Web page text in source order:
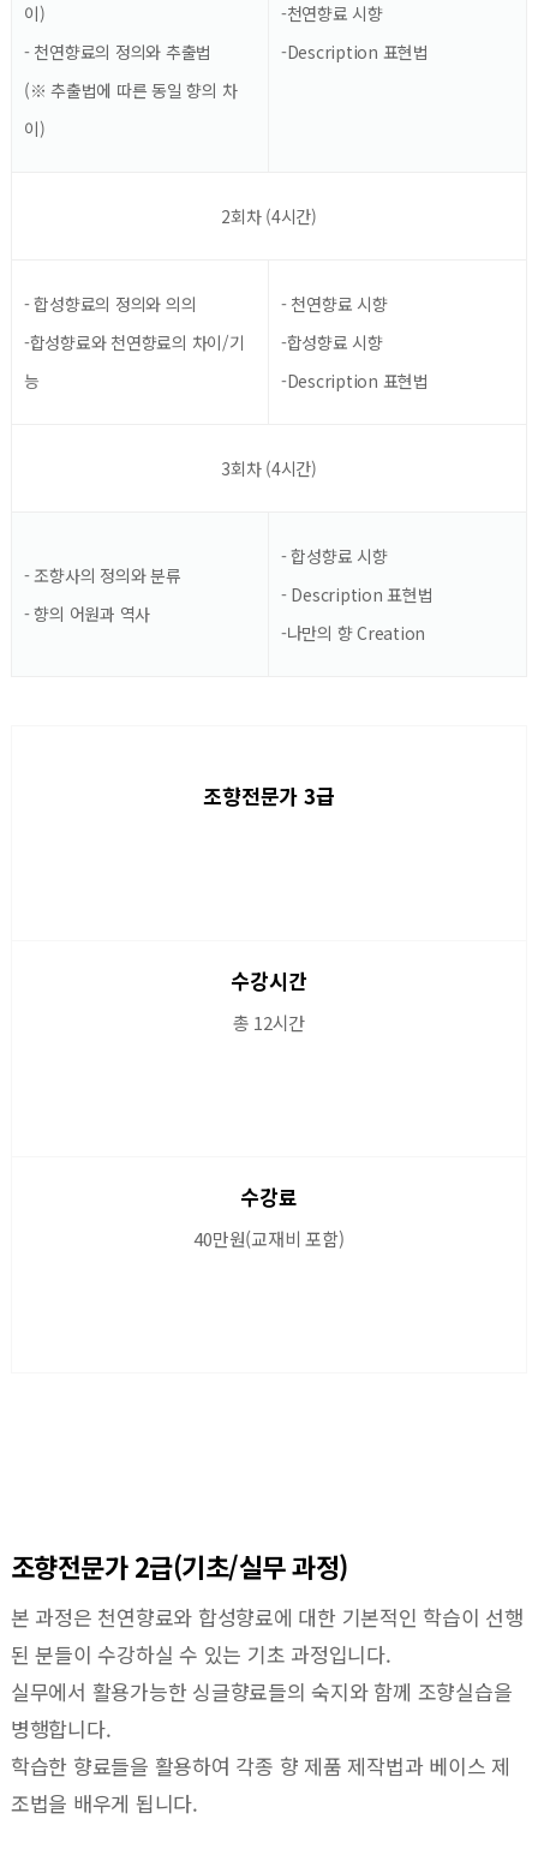
이)
- 천연향료의 정의와 추출법
(※ 추출법에 따른 동일 향의 차
이)
-천연향료 시향
-Description 표현법
2회차 (4시간)
- 합성향료의 정의와 의의
-합성향료와 천연향료의 차이/기
능
- 천연향료 시향
-합성향료 시향
-Description 표현법
3회차 (4시간)
- 조향사의 정의와 분류
- 향의 어원과 역사
- 합성향료 시향
- Description 표현법
-나만의 향 Creation
조향전문가 3급
수강시간
총 12시간
수강료
40만원(교재비 포함)
조향전문가 2급(기초/실무 과정)
본 과정은 천연향료와 합성향료에 대한 기본적인 학습이 선행
된 분들이 수강하실 수 있는 기초 과정입니다.
실무에서 활용가능한 싱글향료들의 숙지와 함께 조향실습을
병행합니다.
학습한 향료들을 활용하여 각종 향 제품 제작법과 베이스 제
조법을 배우게 됩니다.